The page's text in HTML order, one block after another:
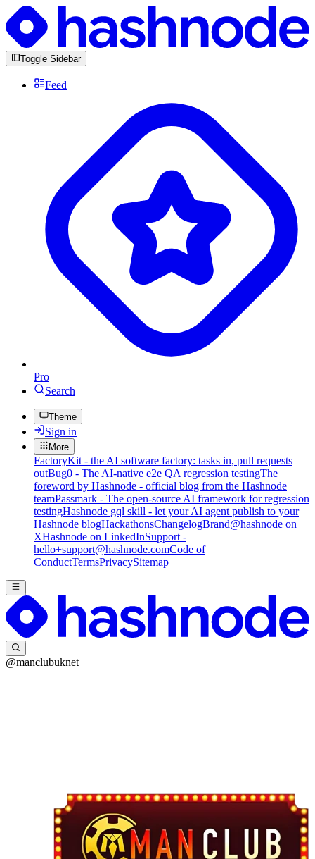
Toggle Sidebar
Feed
Pro
Search
Theme
Sign in
More
FactoryKit - the AI software factory: tasks in, pull requests
outBug0 - The AI-native e2e QA regression testingThe
foreword by Hashnode - official blog from the Hashnode
teamPassmark - The open-source AI framework for regression
testingHashnode gql skill - let your AI agent publish to your
Hashnode blogHackathonsChangelogBrand@hashnode on
XHashnode on LinkedInSupport -
hello+support@hashnode.comCode of
ConductTermsPrivacySitemap
@manclubuknet